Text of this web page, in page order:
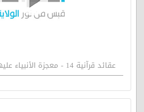
عقائد قرآنية 14 - معجزة الأنبياء عليهم السلام